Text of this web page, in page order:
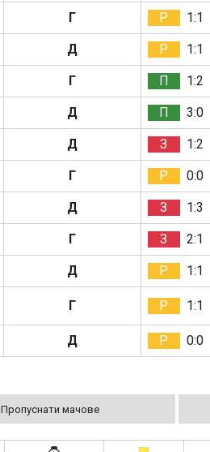
Г Р 1:1
Д Р 1:1
Г П 1:2
Д П 3:0
Д З 1:2
Г Р 0:0
Д З 1:3
Г З 2:1
Д Р 1:1
Г Р 1:1
Д Р 0:0
Пропуснати мачове